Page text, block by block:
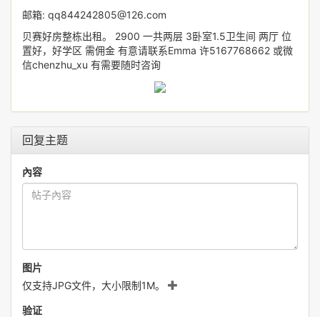
邮箱: qq844242805@126.com
贝赛好房整栋出租。 2900 一共两层 3卧室1.5卫生间 两厅 位
置好，好学区 需佣金 有意请联系Emma 许5167768662 或微
信chenzhu_xu 有需要随时咨询
回复主题
內容
图片
仅支持JPG文件，大小限制1M。
验证